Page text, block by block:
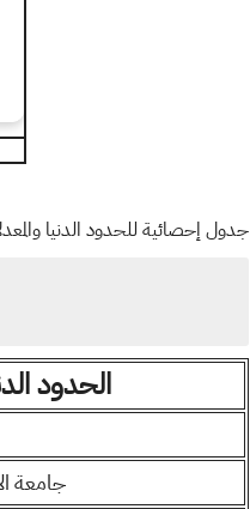
جدول إحصائية للحدود الدنيا والمعدلات وحسب الحدود الدنيا للقبول 2024
الحدود
جامعة